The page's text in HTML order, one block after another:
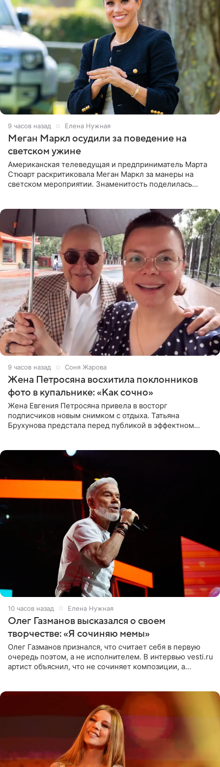
9 часов назад Елена Нужная
Меган Маркл осудили за поведение на
светском ужине
Американская телеведущая и предприниматель Марта
Стюарт раскритиковала Меган Маркл за манеры на
светском мероприятии. Знаменитость поделилась
9 часов назад Соня Жарова
Жена Петросяна восхитила поклонников
фото в купальнике: «Как сочно»
Жена Евгения Петросяна привела в восторг
подписчиков новым снимком с отдыха. Татьяна
Брухунова предстала перед публикой в эффектном
10 часов назад Елена Нужная
Олег Газманов высказался о своем
творчестве: «Я сочиняю мемы»
Олег Газманов признался, что считает себя в первую
очередь поэтом, а не исполнителем. В интервью vesti.ru
артист объяснил, что не сочиняет композиции, а